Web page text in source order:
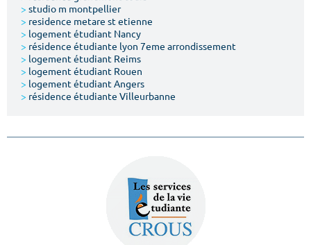
> studio m montpellier
> residence metare st etienne
> logement étudiant Nancy
> résidence étudiante lyon 7eme arrondissement
> logement étudiant Reims
> logement étudiant Rouen
> logement étudiant Angers
> résidence étudiante Villeurbanne